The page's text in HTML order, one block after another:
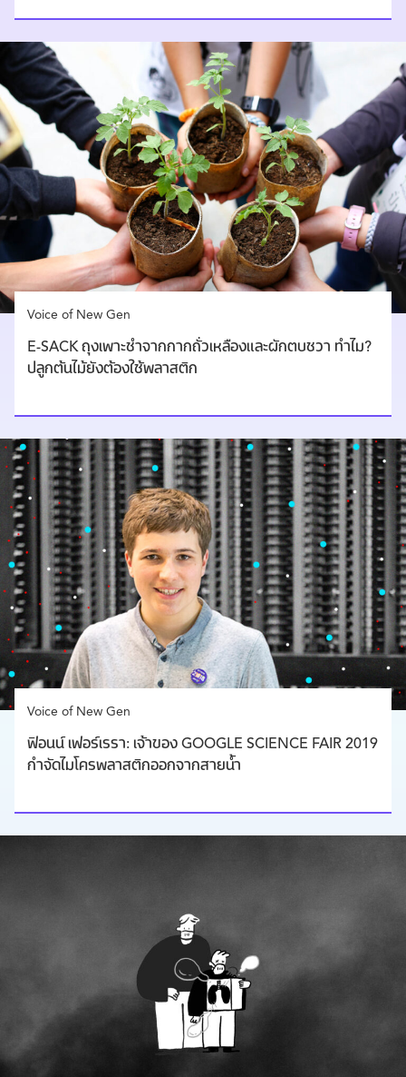
Voice of New Gen
E-SACK ถุงเพาะชำจากกากถั่วเหลืองและผักตบชวา ทำไม?
ปลูกต้นไม้ยังต้องใช้พลาสติก
Voice of New Gen
ฟิอนน์ เฟอร์เรรา: เจ้าของ GOOGLE SCIENCE FAIR 2019
กำจัดไมโครพลาสติกออกจากสายน้ำ